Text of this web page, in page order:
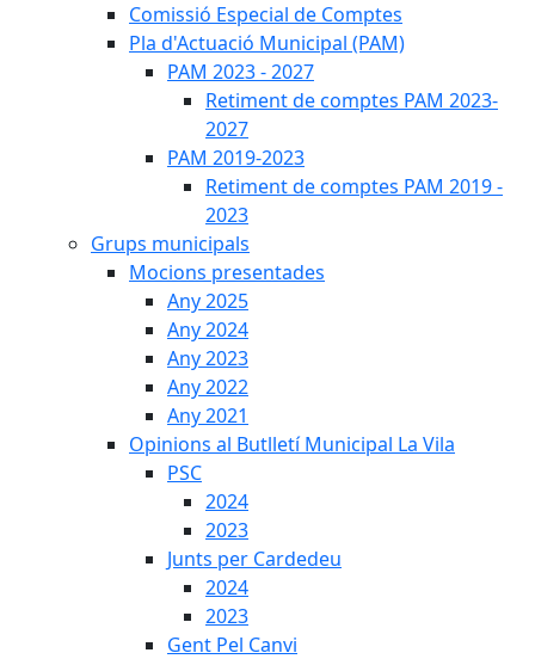
Comissió Especial de Comptes
Pla d'Actuació Municipal (PAM)
PAM 2023 - 2027
Retiment de comptes PAM 2023-
2027
PAM 2019-2023
Retiment de comptes PAM 2019 -
2023
Grups municipals
Mocions presentades
Any 2025
Any 2024
Any 2023
Any 2022
Any 2021
Opinions al Butlletí Municipal La Vila
PSC
2024
2023
Junts per Cardedeu
2024
2023
Gent Pel Canvi